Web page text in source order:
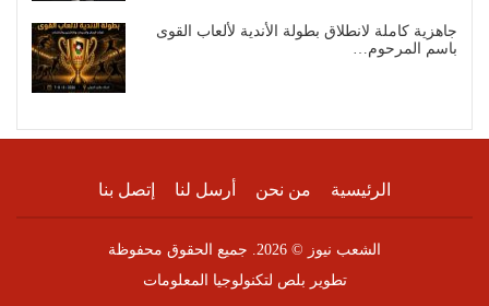
جاهزية كاملة لانطلاق بطولة الأندية لألعاب القوى
باسم المرحوم…
الرئيسية من نحن أرسل لنا إتصل بنا
الشعب نيوز © 2026. جميع الحقوق محفوظة
تطوير بلص لتكنولوجيا المعلومات